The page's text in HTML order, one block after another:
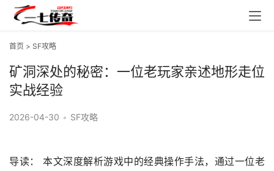
首页 > SF攻略
矿洞深处的秘密：一位老玩家亲述地形走位
实战经验
2026-04-30 • SF攻略
导读： 本文深度解析游戏中的经典操作手法，通过一位老